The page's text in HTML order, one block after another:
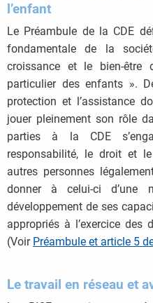
l’enfant
Le Préambule de la CDE
fondamentale de la
croissance et le bien-être
particulier des enfants ».
protection et l’assistance
jouer pleinement son rôle
parties à la CDE
responsabilité, le droit et
autres personnes
donner à celui-ci d’une
développement de ses
appropriés à l’exercice
(Voir Préambule et article 5
Le travail en réseau et